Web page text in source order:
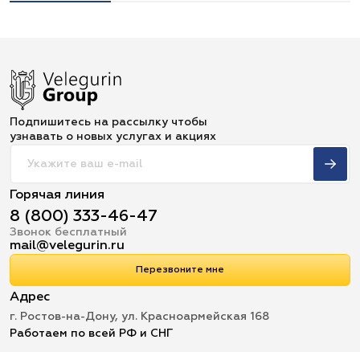
Подпишитесь на рассылку чтобы
узнавать о новых услугах и акциях
Горячая линия
8 (800) 333-46-47
Звонок бесплатный
mail@velegurin.ru
Перезвоните мне
Адрес
г. Ростов-на-Дону, ул. Красноармейская 168
Работаем по всей РФ и СНГ